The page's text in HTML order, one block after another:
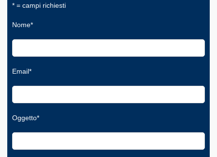
* = campi richiesti
Nome*
Email*
Oggetto*